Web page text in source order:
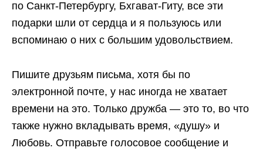
по Санкт-Петербургу, Бхгават-Гиту, все эти
подарки шли от сердца и я пользуюсь или
вспоминаю о них с большим удовольствием.
Пишите друзьям письма, хотя бы по
электронной почте, у нас иногда не хватает
времени на это. Только дружба — это то, во что
также нужно вкладывать время, «душу» и
Любовь. Отправьте голосовое сообщение и